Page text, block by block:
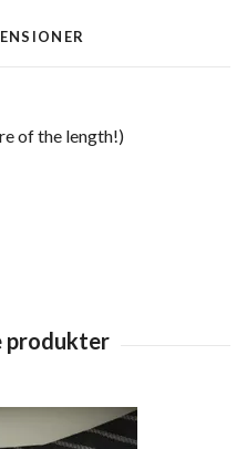
of the length!)